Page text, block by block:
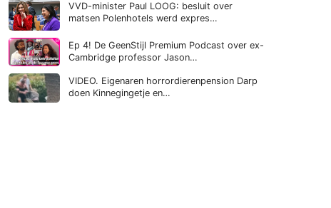
VVD-minister Paul LOOG: besluit over
matsen Polenhotels werd expres…
Ep 4! De GeenStijl Premium Podcast over ex-
Cambridge professor Jason…
VIDEO. Eigenaren horrordierenpension Darp
doen Kinnegingetje en…